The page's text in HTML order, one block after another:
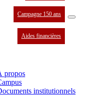
Campagne 150 ans
Aides financières
propos
institutionnels